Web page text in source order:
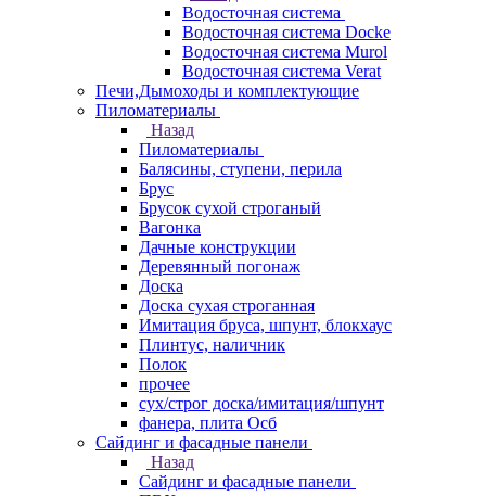
Водосточная система
Водосточная система Docke
Водосточная система Murol
Водосточная система Verat
Печи,Дымоходы и комплектующие
Пиломатериалы
Назад
Пиломатериалы
Балясины, ступени, перила
Брус
Брусок сухой строганый
Вагонка
Дачные конструкции
Деревянный погонаж
Доска
Доска сухая строганная
Имитация бруса, шпунт, блокхаус
Плинтус, наличник
Полок
прочее
сух/строг доска/имитация/шпунт
фанера, плита Осб
Сайдинг и фасадные панели
Назад
Сайдинг и фасадные панели